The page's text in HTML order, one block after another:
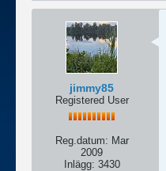
jimmy85
Registered User
Reg.datum: Mar
2009
Inlägg: 3430